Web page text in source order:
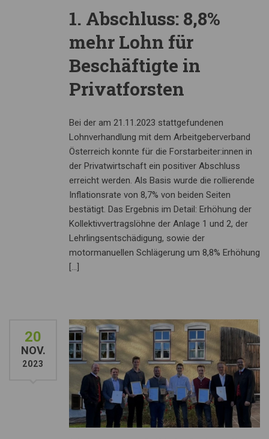
1. Abschluss: 8,8%
mehr Lohn für
Beschäftigte in
Privatforsten
Bei der am 21.11.2023 stattgefundenen
Lohnverhandlung mit dem Arbeitgeberverband
Österreich konnte für die Forstarbeiter:innen in
der Privatwirtschaft ein positiver Abschluss
erreicht werden. Als Basis wurde die rollierende
Inflationsrate von 8,7% von beiden Seiten
bestätigt. Das Ergebnis im Detail: Erhöhung der
Kollektivvertragslöhne der Anlage 1 und 2, der
Lehrlingsentschädigung, sowie der
motormanuellen Schlägerung um 8,8% Erhöhung
[…]
20
NOV.
2023